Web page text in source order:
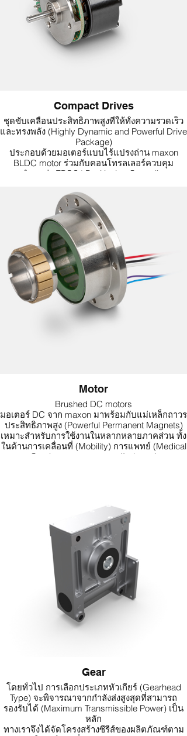
Compact Drives
ชุดขับเคลื่อนประสิทธิภาพสูงที่ให้ทั้งความรวดเร็ว
และทรงพลัง (Highly Dynamic and Powerful Drive
Package)
ประกอบด้วยมอเตอร์แบบไร้แปรงถ่าน maxon
BLDC motor ร่วมกับคอนโทรลเลอร์ควบคุม
ตำแหน่ง EPOS4 Positioning Controller
เรือนคุณภาพสูงระดับอุตสาหกรรม (High-Quality
Industrial Housing)
เหมาะสำหรับการใช้งานที่ต้องการความแม่นยำใน
การควบคุมและความทนทานในสภาพแวดล้อม
อุตสาหกรรม
Motor
Brushed DC motors
มอเตอร์ DC จาก maxon มาพร้อมกับแม่เหล็กถาวร
ประสิทธิภาพสูง (Powerful Permanent Magnets)
เหมาะสำหรับการใช้งานในหลากหลายภาคส่วน ทั้ง
ในด้านการเคลื่อนที่ (Mobility) การแพทย์ (Medical
Care) และอุตสาหกรรม (Industry)
มอเตอร์แบบ Brushless DC (BLDC) จาก maxon
มีอายุการใช้งานที่ยาวนานกว่าและสามารถ
ทำความเร็วได้สูงกว่ามอเตอร์ DC แบบมีแปรงถ่าน
(Brushed DC Motors)
นอกจากนี้ยังไม่ต้องการการบำรุงรักษา
(Maintenance-Free)
จึงเหมาะอย่างยิ่งสำหรับงานที่ต้องการระบบที่ติดตั้ง
แล้วใช้งานได้ทันทีโดยไม่ต้องดูแลรักษาเพิ่มเติม
(Fit-and-Forget Applications)
Gear
โดยทั่วไป การเลือกประเภทหัวเกียร์ (Gearhead
Type) จะพิจารณาจากกำลังส่งสูงสุดที่สามารถ
รองรับได้ (Maximum Transmissible Power) เป็น
หลัก
ทางเราจึงได้จัดโครงสร้างซีรีส์ของผลิตภัณฑ์ตาม